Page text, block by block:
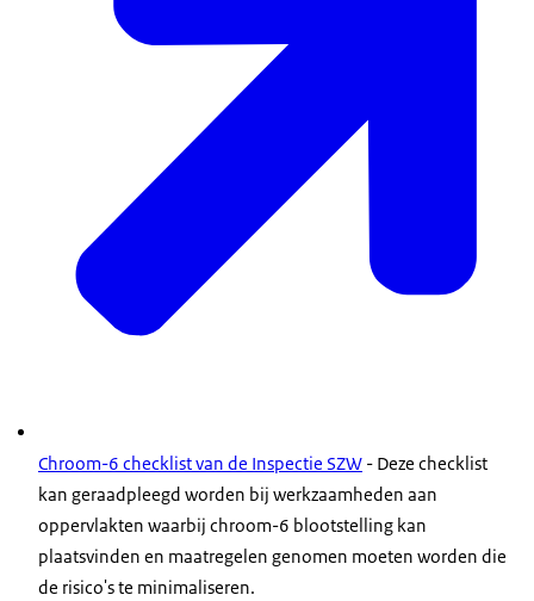
Chroom-6 checklist van de Inspectie SZW - Deze checklist
kan geraadpleegd worden bij werkzaamheden aan
oppervlakten waarbij chroom-6 blootstelling kan
plaatsvinden en maatregelen genomen moeten worden die
de risico's te minimaliseren.